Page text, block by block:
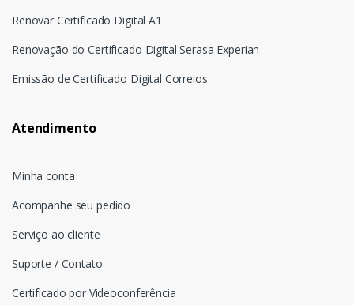
Renovar Certificado Digital A1
Renovação do Certificado Digital Serasa Experian
Emissão de Certificado Digital Correios
Atendimento
Minha conta
Acompanhe seu pedido
Serviço ao cliente
Suporte / Contato
Certificado por Videoconferência